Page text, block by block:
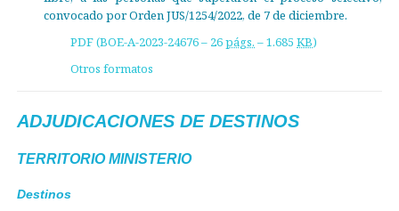
convocado por Orden JUS/1254/2022, de 7 de diciembre.
PDF (BOE-A-2023-24676 – 26págs. – 1.685KB)
Otros formatos
ADJUDICACIONES DE DESTINOS
TERRITORIO MINISTERIO
Destinos